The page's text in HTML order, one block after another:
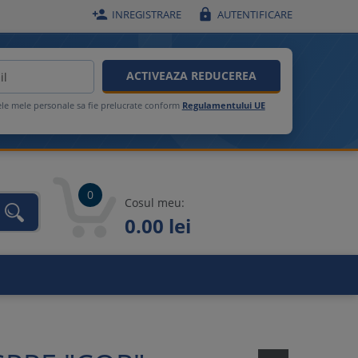
 INREGISTRARE  AUTENTIFICARE
ACTIVEAZA REDUCEREA
mele personale sa fie prelucrate conform Regulamentului UE
0
Cosul meu:
0.00 lei